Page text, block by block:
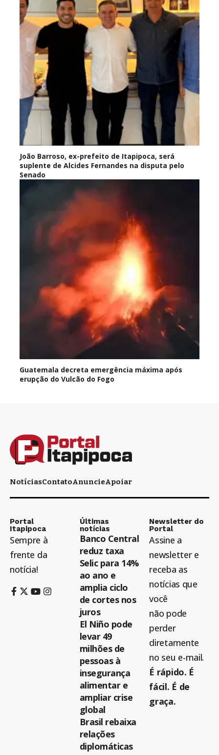
João Barroso, ex-prefeito de Itapipoca, será
suplente de Alcides Fernandes na disputa pelo
Senado
Guatemala decreta emergência máxima após
erupção do Vulcão do Fogo
NotíciasContatoAnuncieApoiar
Portal
Itapipoca
Sempre à
frente da
notícia!
Últimas
notícias
Banco Central
reduz taxa
Selic para 14%
ao ano e
amplia ciclo
de cortes nos
juros
El Niño pode
levar 49
milhões de
pessoas à
insegurança
alimentar e
ampliar crise
global
Brasil rebaixa
relações
diplomáticas
Newsletter do
Portal
Assine a
newsletter e
receba as
notícias que
você
não pode
perder
diretamente
no seu e-mail.
É rápido. É
fácil. É de
graça.